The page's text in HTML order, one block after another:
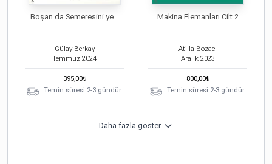
Boşan da Semeresini ye...
Gülay Berkay
Temmuz 2024
395,00₺
Temin süresi 2-3 gündür.
Makina Elemanları Cilt 2
Atilla Bozacı
Aralık 2023
800,00₺
Temin süresi 2-3 gündür.
Daha fazla göster